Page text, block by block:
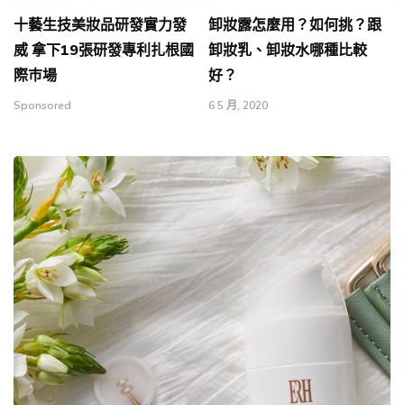
十藝生技美妝品研發實力發
威 拿下19張研發專利扎根國
際巿場
Sponsored
卸妝露怎麼用？如何挑？跟
卸妝乳、卸妝水哪種比較
好？
6 5 月, 2020